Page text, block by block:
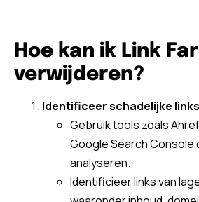
Hoe kan ik Link
verwijderen?
Identificeer schadelijke
Gebruik tools zoals
Google Search Console
analyseren.
Identificieer links van